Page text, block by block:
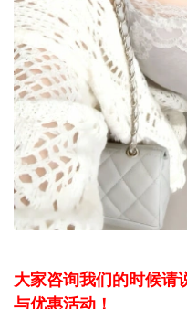
大家咨询我们的时候请
与优惠活动！